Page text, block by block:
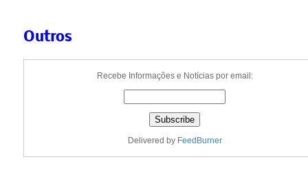
Outros
Recebe Informações e Notícias por email:
Delivered by FeedBurner